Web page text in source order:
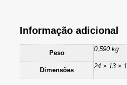
Informação adicional
Peso
0,590 kg
Dimensões
24 × 13 ×